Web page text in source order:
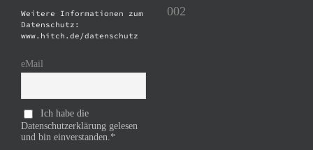
Weitere Informationen zum
Datenschutz:
www.hitch.de/datenschutz
eMail
Ich habe die
Datenschutzerklärung gelesen
und bin einverstanden.*
002